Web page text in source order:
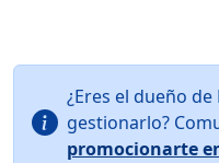
¿Eres el dueño
gestionarlo?
promocionarte